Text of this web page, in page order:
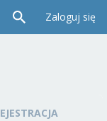
Zaloguj się